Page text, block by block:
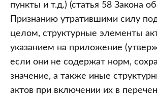
пункты и т.д.) (статья 58 Закона
Признанию утратившими силу
целом, структурные элементы
указанием на приложение
если они не содержат норм,
значение, а также иные
актов при включении их в